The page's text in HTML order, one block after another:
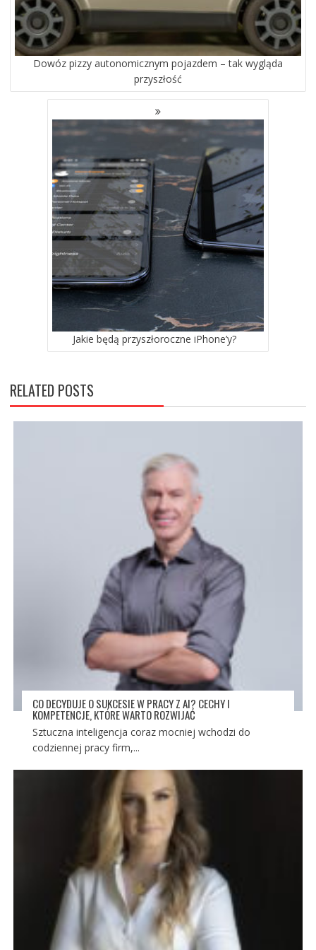
Dowóz pizzy autonomicznym pojazdem – tak wygląda
przyszłość
Jakie będą przyszłoroczne iPhone’y?
RELATED POSTS
CO DECYDUJE O SUKCESIE W PRACY Z AI? CECHY I
KOMPETENCJE, KTÓRE WARTO ROZWIJAĆ
Sztuczna inteligencja coraz mocniej wchodzi do
codziennej pracy firm,...